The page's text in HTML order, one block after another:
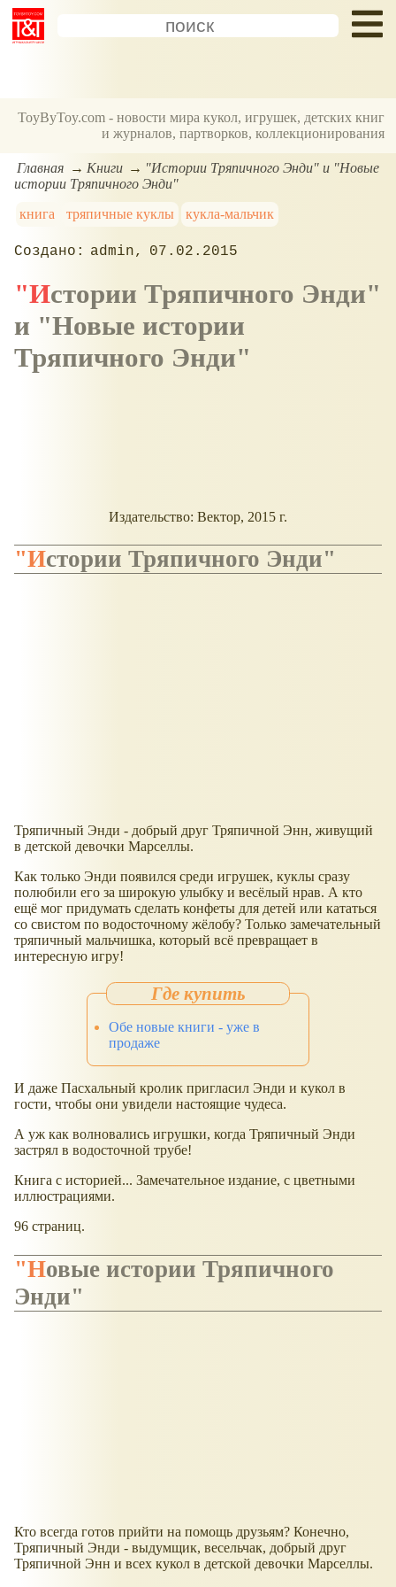
ToyByToy.com - новости мира кукол, игрушек, детских книг
и журналов, партворков, коллекционирования
Главная Книги
"Истории Тряпичного Энди" и "Новые
истории Тряпичного Энди"
книга
тряпичные куклы кукла-мальчик
admin 07.02.2015
"Истории Тряпичного Энди"
и "Новые истории
Тряпичного Энди"
Издательство: Вектор, 2015 г.
"Истории Тряпичного Энди"
Тряпичный Энди - добрый друг Тряпичной Энн, живущий
в детской девочки Марселлы.
Как только Энди появился среди игрушек, куклы сразу
полюбили его за широкую улыбку и весёлый нрав. А кто
ещё мог придумать сделать конфеты для детей или кататься
со свистом по водосточному жёлобу? Только замечательный
тряпичный мальчишка, который всё превращает в
интересную игру!
Обе новые книги - уже в
продаже
И даже Пасхальный кролик пригласил Энди и кукол в
гости, чтобы они увидели настоящие чудеса.
А уж как волновались игрушки, когда Тряпичный Энди
застрял в водосточной трубе!
Книга с историей... Замечательное издание, с цветными
иллюстрациями.
96 страниц.
"Новые истории Тряпичного
Энди"
Кто всегда готов прийти на помощь друзьям? Конечно,
Тряпичный Энди - выдумщик, весельчак, добрый друг
Тряпичной Энн и всех кукол в детской девочки Марселлы.